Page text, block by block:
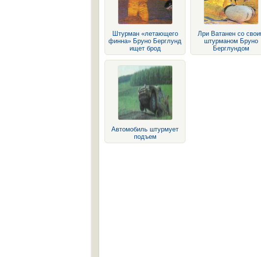
Штурман «летающего
финна» Бруно Берглунд
ищет брод
Лри Ватанен со
штурманом Бруно
Берглундом
Автомобиль штурмует
подъем